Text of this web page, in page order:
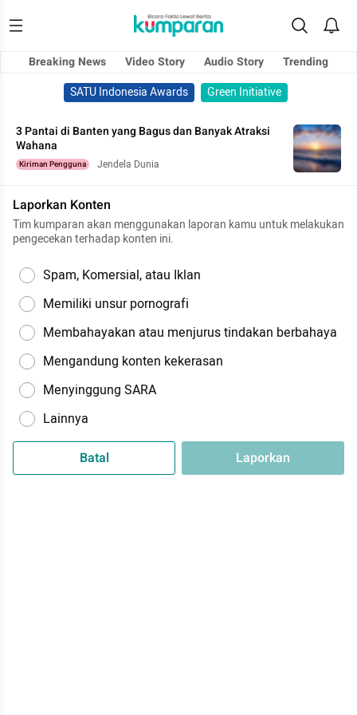
Breaking News Video Story Audio Story
Trending
SATU Indonesia Awards
Green Initiative
3 Pantai di Banten yang Bagus dan Banyak Atraksi
Wahana
Kiriman Pengguna Jendela Dunia
Laporkan Konten
Tim kumparan akan menggunakan laporan kamu untuk melakukan
pengecekan terhadap konten ini.
Spam, Komersial, atau Iklan
Memiliki unsur pornografi
Membahayakan atau menjurus tindakan berbahaya
Mengandung konten kekerasan
Menyinggung SARA
Lainnya
Batal Laporkan